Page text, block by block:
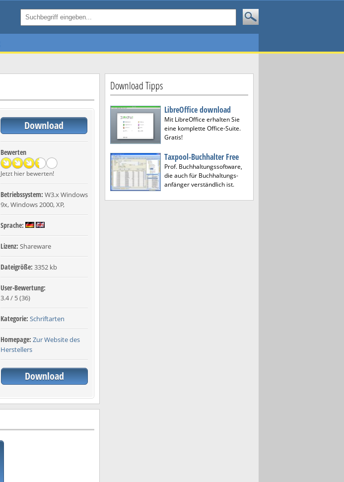
Download
Bewerten
Jetzt hier bewerten!
Betriebssystem: W3.x Windows
9x, Windows 2000, XP,
Sprache:
Lizenz: Shareware
Dateigröße: 3352 kb
User-Bewertung:
3.4/ 5(36)
Kategorie: Schriftarten
Homepage: Zur Website des
Herstellers
Download
Download Tipps
LibreOffice download
Mit LibreOffice erhalten Sie
eine komplette Office-Suite.
Gratis!
Taxpool-Buchhalter Free
Prof. Buchhaltungssoftware,
die auch für Buchhaltungs-
anfänger verständlich ist.